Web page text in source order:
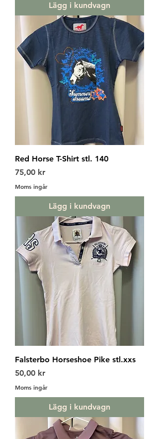
Lägg i kundvagn
Red Horse T-Shirt stl. 140
Pris
75,00 kr
Moms ingår
Lägg i kundvagn
Falsterbo Horseshoe Pike stl.xxs
Pris
50,00 kr
Moms ingår
Lägg i kundvagn